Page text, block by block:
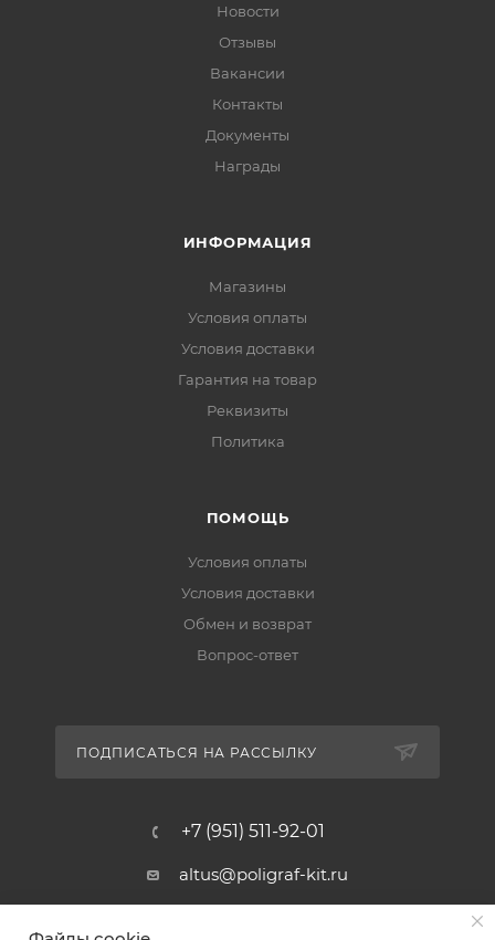
Новости
Отзывы
Вакансии
Контакты
Документы
Награды
ИНФОРМАЦИЯ
Магазины
Условия оплаты
Условия доставки
Гарантия на товар
Реквизиты
Политика
ПОМОЩЬ
Условия оплаты
Условия доставки
Обмен и возврат
Вопрос-ответ
ПОДПИСАТЬСЯ НА РАССЫЛКУ
+7 (951) 511-92-01
altus@poligraf-kit.ru